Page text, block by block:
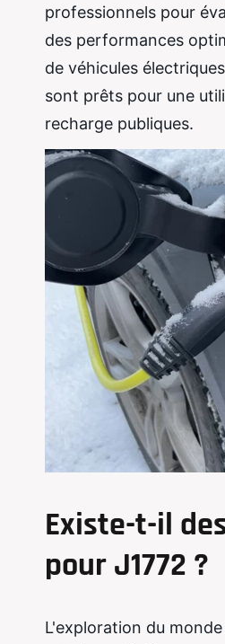
professionnels pour
des performances
de véhicules
sont prêts pour une
recharge publiques.
Existe-t-il
pour J1772 ?
L'exploration du